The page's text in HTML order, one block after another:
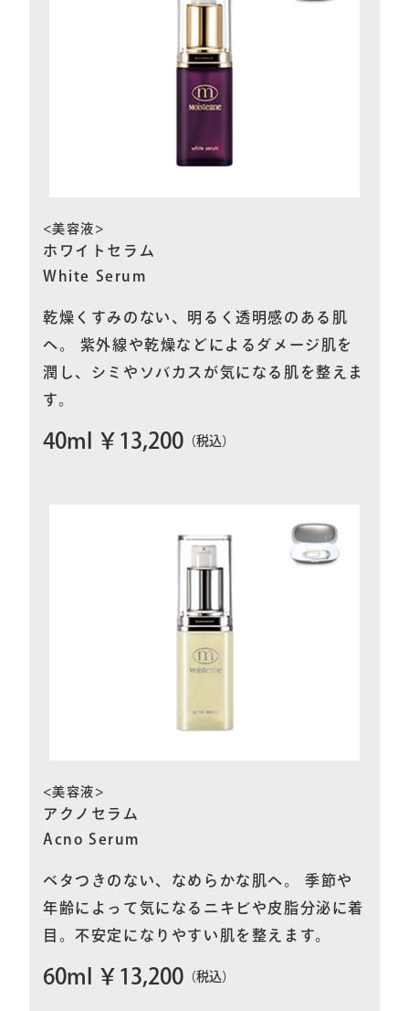
<美容液>
ホワイトセラム
White Serum
乾燥くすみのない、明るく透明感のある肌
へ。 紫外線や乾燥などによるダメージ肌を
潤し、シミやソバカスが気になる肌を整えま
す。
40ml ￥13,200 （税込）
<美容液>
アクノセラム
Acno Serum
ベタつきのない、なめらかな肌へ。 季節や
年齢によって気になるニキビや皮脂分泌に着
目。不安定になりやすい肌を整えます。
60ml ￥13,200 （税込）